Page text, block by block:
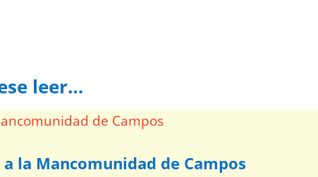
leer…
la Mancomunidad de Campos